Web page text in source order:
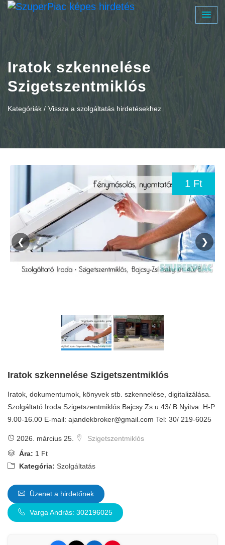
Iratok szkennelése
Szigetszentmiklós
Kategóriák / Vissza a szolgáltatás hirdetésekhez
1 Ft
❮ ❯
Iratok szkennelése Szigetszentmiklós
Iratok, dokumentumok, könyvek stb. szkennelése, digitalizálása.
Szolgáltató Iroda Szigetszentmiklós Bajcsy Zs.u.43/ B Nyitva: H-P
9.00-16.00 E-mail: ajandekbroker@gmail.com Tel: 30/ 219-6025
2026. március 25.
Szigetszentmiklós
Ára: 1 Ft
Kategória: Szolgáltatás
Üzenet a hirdetőnek
Varga András: 302196025